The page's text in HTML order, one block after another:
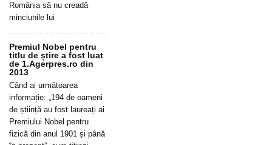
România să nu creadă
minciunile lui
Premiul Nobel pentru
titlu de știre a fost luat
de 1.Agerpres.ro din
2013
Când ai următoarea
informație: „194 de oameni
de știință au fost laureați ai
Premiului Nobel pentru
fizică din anul 1901 și până